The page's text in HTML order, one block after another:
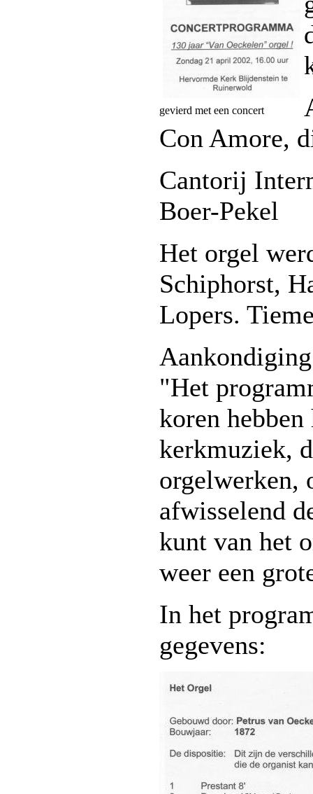
gevierd met een concert
Con Amore,
Cantorij
Boer-Pekel
Het orgel
Schiphorst,
Lopers.
"Het
koren
kerkmuziek,
orgelwerken,
afwisselend
kunt van het
weer een
In het
gegevens: